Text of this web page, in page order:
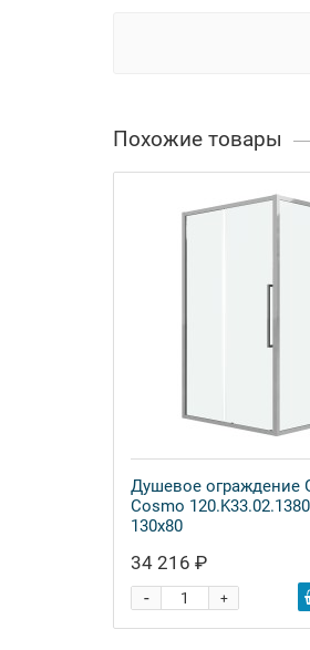
Похожие товары
Душевое ограждение
Cosmo
130x80
34 216 ₽
+
-